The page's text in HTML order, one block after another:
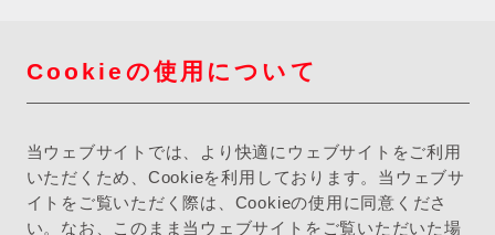
Cookieの使用について
当ウェブサイトでは、より快適にウェブサイトをご利用
いただくため、Cookieを利用しております。当ウェブサ
イトをご覧いただく際は、Cookieの使用に同意くださ
い。なお、このまま当ウェブサイトをご覧いただいた場